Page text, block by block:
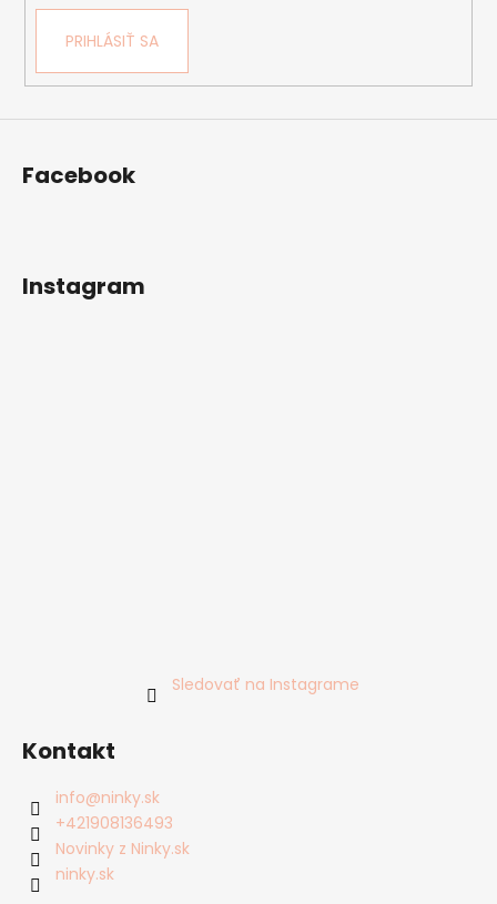
PRIHLÁSIŤ SA
Facebook
Instagram
Sledovať na Instagrame
Kontakt
info@ninky.sk
+421908136493
Novinky z Ninky.sk
ninky.sk